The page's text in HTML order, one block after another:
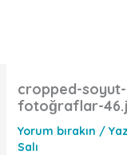
cropped-
fotoğraflar-
Yorum bırakın /
Salı